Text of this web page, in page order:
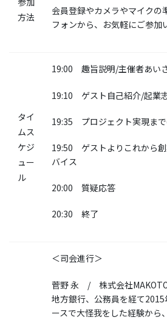
方法
会員登録やカメラやマイクの
フォンから、お気軽にご参加
タイ
ムス
ケジ
ュー
ル
19:00 趣旨説明/主催者あい
19:10 ゲスト自己紹介/起業
19:35 プロジェクト実現ま
19:50 ゲストよりこれから
バイス
20:00 質疑応答
20:30 終了
＜司会進行＞
菅野 永 / 株式会社
地方銀行、公務員を経て
ースで大怪我をした経験から